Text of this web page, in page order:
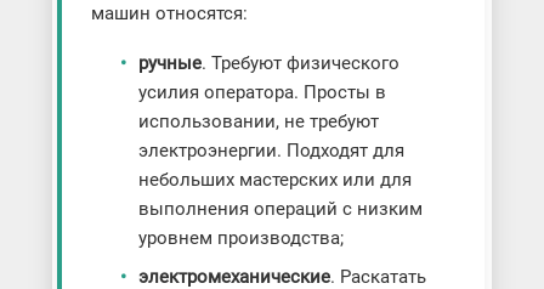
машин относятся:
ручные. Требуют физического
усилия оператора. Просты в
использовании, не требуют
электроэнергии. Подходят для
небольших мастерских или для
выполнения операций с низким
уровнем производства;
электромеханические. Раскатать